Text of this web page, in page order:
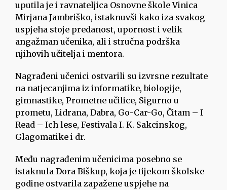
uputila je i ravnateljica Osnovne škole Vinica
Mirjana Jambriško, istaknuvši kako iza svakog
uspjeha stoje predanost, upornost i velik
angažman učenika, ali i stručna podrška
njihovih učitelja i mentora.
Nagrađeni učenici ostvarili su izvrsne rezultate
na natjecanjima iz informatike, biologije,
gimnastike, Prometne učilice, Sigurno u
prometu, Lidrana, Dabra, Go-Car-Go, Čitam – I
Read – Ich lese, Festivala I. K. Sakcinskog,
Glagomatike i dr.
Među nagrađenim učenicima posebno se
istaknula Dora Biškup, koja je tijekom školske
godine ostvarila zapažene uspjehe na